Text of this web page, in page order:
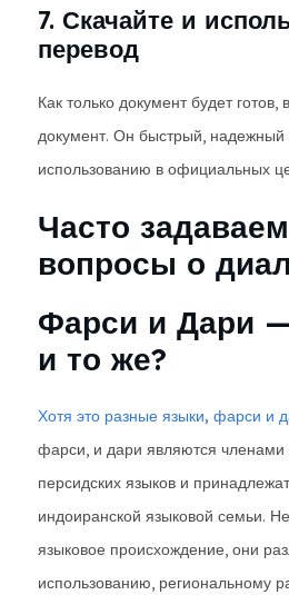
7. Скачайте и
перевод
Как только документ будет готов,
документ. Он быстрый, надежный
использованию в официальных
Часто
вопросы о
Фарси и Дари
и то же?
Хотя это разные языки, фарси и
фарси, и дари являются
персидских языков и
индоиранской языковой семьи.
языковое происхождение, они
использованию, региональному